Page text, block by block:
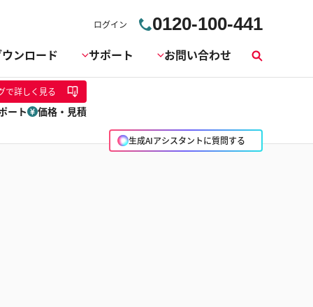
ログイン 0120-100-441
ンロード サポート お問い合わせ
索
生成AIアシスタントに質問する
で詳しく見る
ート 価格・見積